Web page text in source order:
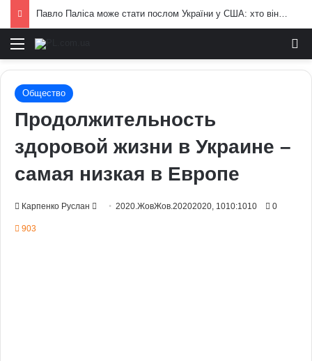
Павло Паліса може стати послом України у США: хто він та чим відомий
Меню
Общество
Продолжительность
здоровой жизни в Украине –
самая низкая в Европе
Карпенко Руслан
Send2020.ЖовЖов.20202020, 1010:1010 0
903